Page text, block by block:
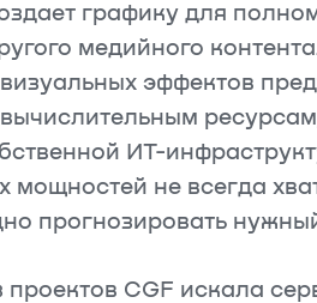
графику для
медийного
эффектов
ИТ-
мощностей не всегда
прогнозировать
проектов CGF искала